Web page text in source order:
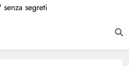
senza segreti